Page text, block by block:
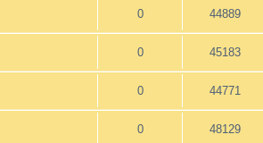
0 44889
0 45183
0 44771
0 48129